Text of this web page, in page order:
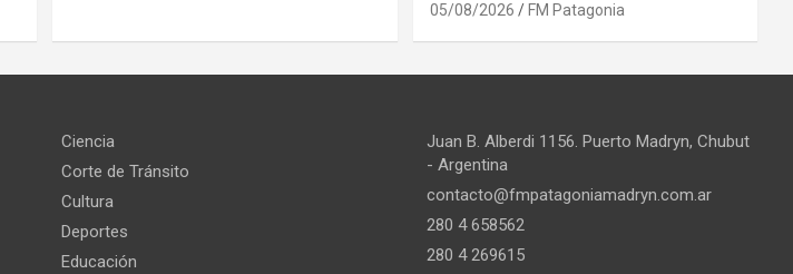
05/08/2026 FM Patagonia
Ciencia
Corte de Tránsito
Cultura
Deportes
Educación
Juan B. Alberdi 1156. Puerto Madryn, Chubut
- Argentina
contacto@fmpatagoniamadryn.com.ar
280 4 658562
280 4 269615